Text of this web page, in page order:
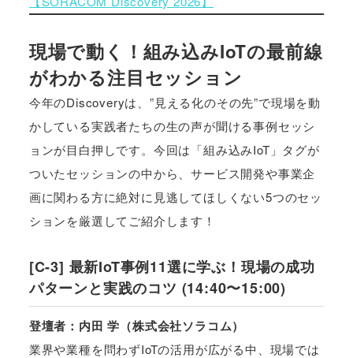
現場で動く！組み込みIoTの最前線
がわかる注目セッション
今年のDiscoveryは、”見える化のその先”で現場を動
かしている実践者たちの生の声が聞ける事例セッシ
ョンが目白押しです。今回は「組み込みIoT」タグが
ついたセッションの中から、サービス開発や事業企
画に関わる方に絶対に見逃してほしくない5つのセッ
ションを厳選してご紹介します！
[C-3] 最新IoT事例11選に学ぶ！現場の成功
パターンと実践のコツ (14:40〜15:00)
登壇者：内田 学（株式会社ソラコム）
業界や業種を問わずIoTの活用が広がる中、現場では